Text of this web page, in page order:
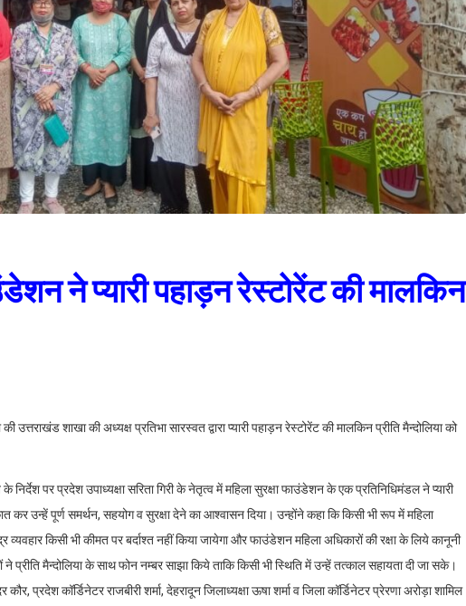
ने प्यारी पहाड़न रेस्टोरेंट की मालकिन
शाखा की अध्यक्ष प्रतिभा सारस्वत द्वारा प्यारी पहाड़न रेस्टोरेंट की मालकिन प्रीति मैन्दोलिया को
पर प्रदेश उपाध्यक्षा सरिता गिरी के नेतृत्व में महिला सुरक्षा फाउंडेशन के एक प्रतिनिधिमंडल ने प्यारी
कर उन्हें पूर्ण समर्थन, सहयोग व सुरक्षा देने का आश्वासन दिया। उन्होंने कहा कि किसी भी रूप में महिला
किसी भी कीमत पर बर्दाश्त नहीं किया जायेगा और फाउंडेशन महिला अधिकारों की रक्षा के लिये कानूनी
मैन्दोलिया के साथ फोन नम्बर साझा किये ताकि किसी भी स्थिति में उन्हें तत्काल सहायता दी जा सके।
प्रदेश कॉर्डिनेटर राजबीरी शर्मा, देहरादून जिलाध्यक्षा ऊषा शर्मा व जिला कॉर्डिनेटर प्रेरणा अरोड़ा शामिल